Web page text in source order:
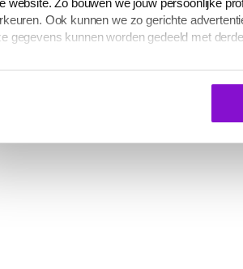
website. Zo bouwen we jouw persoonlijke
Ook kunnen we zo gerichte
gegevens kunnen worden gedeeld met
lijst van cookies is te zien op het
van jouw gegevens om je
kunt je cookievoorkeuren op elk moment